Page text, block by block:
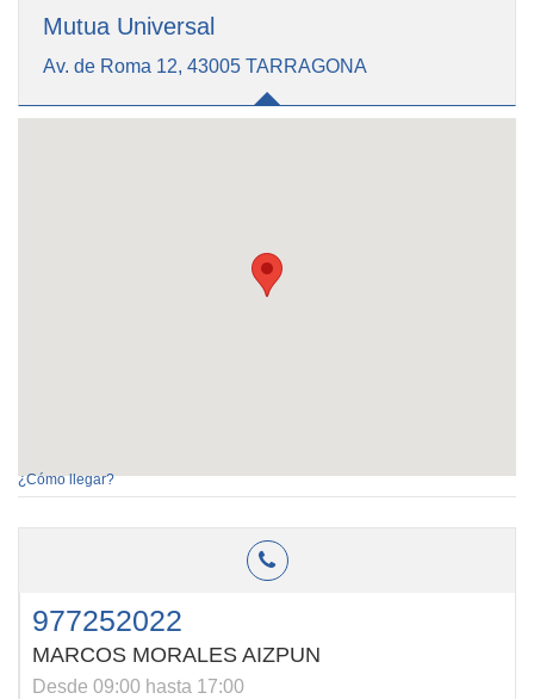
Mutua Universal
Av. de Roma 12, 43005 TARRAGONA
¿Cómo llegar?
977252022
MARCOS MORALES AIZPUN
Desde 09:00 hasta 17:00